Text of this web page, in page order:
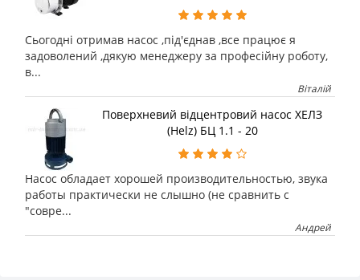
Сьогодні отримав насос ,під'єднав ,все працює я
задоволений ,дякую менеджеру за професійну роботу,
в...
Віталій
Поверхневий відцентровий насос ХЕЛЗ
(Helz) БЦ 1.1 - 20
Насос обладает хорошей производительностью, звука
работы практически не слышно (не сравнить с
"совре...
Андрей